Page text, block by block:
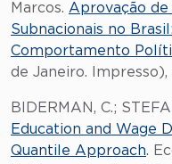
Marcos. Aprovação
Subnacionais no
Comportamento
de Janeiro. Impresso),
BIDERMAN, C.;
Education and Wage
Quantile Approach.